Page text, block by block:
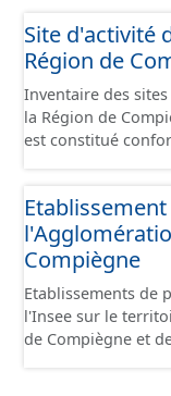
Site d'activité
Région de
Inventaire des
la Région de
est constitué
Compiègne
Etablissements de
l'Insee sur le
de Compiègne et de la